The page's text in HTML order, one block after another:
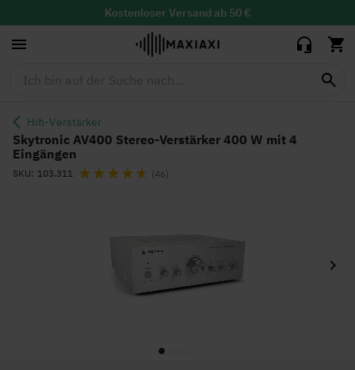
Kostenloser Versand ab 50 €
30 Tage Widerrufsrecht mit
Tiefstpreisgarantie
Hifi-Verstärker
W mit 4
Eingängen
Skytronic AV400 Stereo-Verstärker 400 W mit 4
Eingängen
SKU 103.311 Bewertung: (46)